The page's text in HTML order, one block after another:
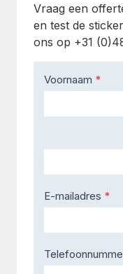
Vraag een
en test de
ons op +31
Contact
Us
Voornaam *
E-mailadres *